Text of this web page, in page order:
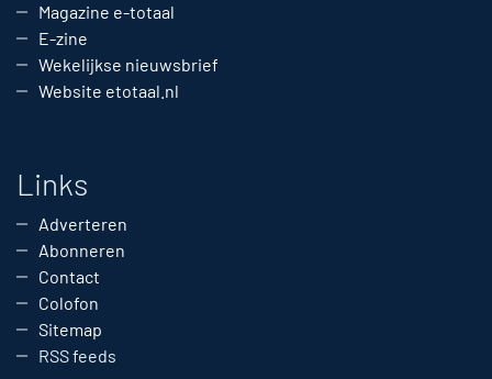
Magazine e-totaal
E-zine
Wekelijkse nieuwsbrief
Website etotaal.nl
Links
Adverteren
Abonneren
Contact
Colofon
Sitemap
RSS feeds